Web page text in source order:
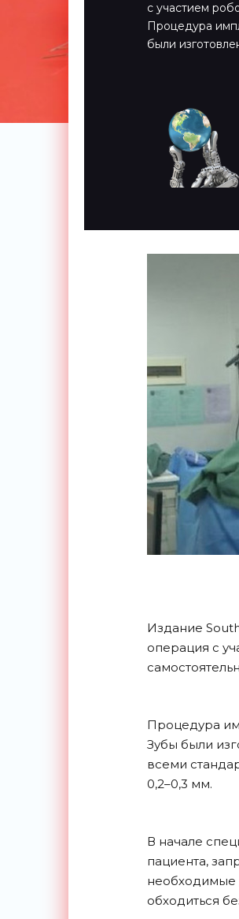
с участием
Процедура
были
Издание
операция с
Процедура
Зубы были
всеми
0,2–0,3 мм.
В начале
пациента,
необходимые
обходиться